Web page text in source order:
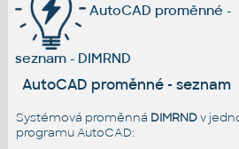
AutoCAD proměnné -
seznam - DIMRND
AutoCAD proměnné - seznam
Systémová proměnná DIMRNDv
programu AutoCAD: